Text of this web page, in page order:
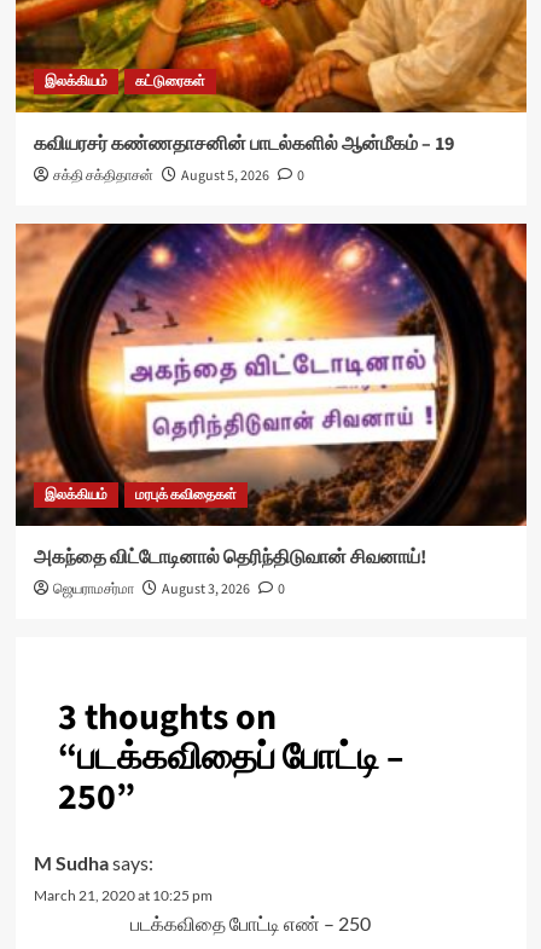
இலக்கியம் கட்டுரைகள்
கவியரசர் கண்ணதாசனின் பாடல்களில் ஆன்மீகம் – 19
சக்தி சக்திதாசன் August 5, 2026 0
இலக்கியம் மரபுக் கவிதைகள்
அகந்தை விட்டோடினால் தெரிந்திடுவான் சிவனாய்!
ஜெயராமசர்மா August 3, 2026 0
3 thoughts on
“படக்கவிதைப் போட்டி –
250”
M Sudhasays:
March 21, 2020 at 10:25 pm
படக்கவிதை போட்டி எண் – 250